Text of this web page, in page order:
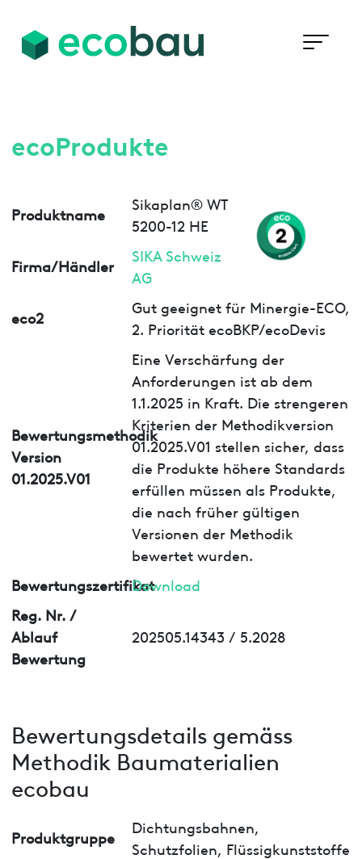
ecoProdukte
Produktname
Sikaplan® WT
5200-12 HE
Firma/Händler
SIKA Schweiz
AG
eco2
Gut geeignet für Minergie-ECO,
2. Priorität ecoBKP/ecoDevis
Bewertungsmethodik
Version
01.2025.V01
Eine Verschärfung der
Anforderungen ist ab dem
1.1.2025 in Kraft. Die strengeren
Kriterien der Methodikversion
01.2025.V01 stellen sicher, dass
die Produkte höhere Standards
erfüllen müssen als Produkte,
die nach früher gültigen
Versionen der Methodik
bewertet wurden.
BewertungszertifikatDownload
Reg. Nr. /
Ablauf
Bewertung
202505.14343 / 5.2028
Bewertungsdetails gemäss
Methodik Baumaterialien
ecobau
Produktgruppe
Dichtungsbahnen,
Schutzfolien, Flüssigkunststoffe